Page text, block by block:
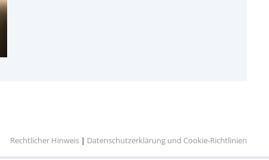
Rechtlicher Hinweis | Datenschutzerklärung und Cookie-Richtlinien